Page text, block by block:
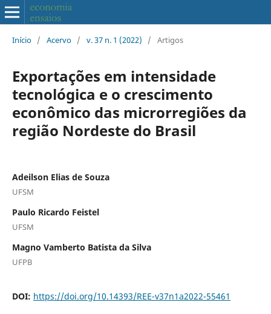
Início / Acervo / v. 37 n. 1 (2022) / Artigos
Exportações em intensidade
tecnológica e o crescimento
econômico das microrregiões da
região Nordeste do Brasil
Adeilson Elias de Souza
UFSM
Paulo Ricardo Feistel
UFSM
Magno Vamberto Batista da Silva
UFPB
DOI: https://doi.org/10.14393/REE-v37n1a2022-55461